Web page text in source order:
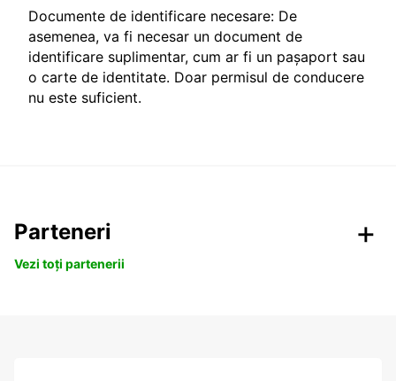
Documente de identificare necesare: De
asemenea, va fi necesar un document de
identificare suplimentar, cum ar fi un pașaport sau
o carte de identitate. Doar permisul de conducere
nu este suficient.
Parteneri
Vezi toți partenerii